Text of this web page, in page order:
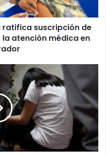
ratifica suscripción de
atención médica en